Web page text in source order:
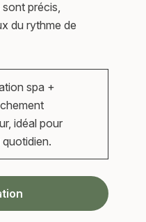
précis,
du rythme de
spa +
idéal pour